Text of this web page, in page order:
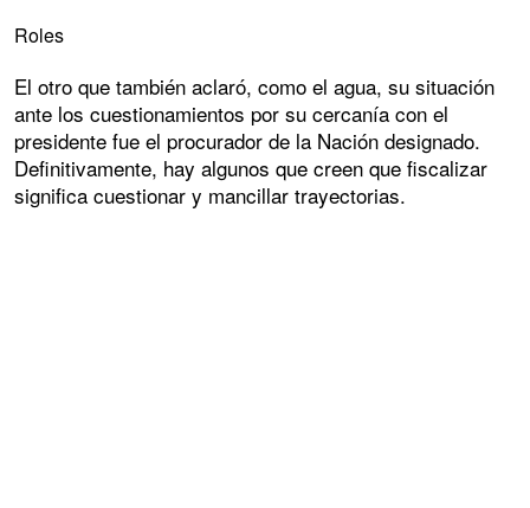
Roles
El otro que también aclaró, como el agua, su situación
ante los cuestionamientos por su cercanía con el
presidente fue el procurador de la Nación designado.
Definitivamente, hay algunos que creen que fiscalizar
significa cuestionar y mancillar trayectorias.